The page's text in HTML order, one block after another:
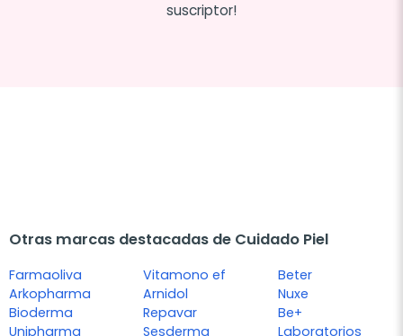
suscriptor!
Otras marcas destacadas de Cuidado Piel
Farmaoliva
Arkopharma
Bioderma
Unipharma
Vitamono ef
Arnidol
Repavar
Sesderma
Beter
Nuxe
Be+
Laboratorios